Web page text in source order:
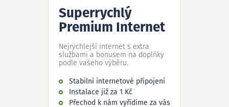
Superrychlý
Premium Internet
Nejrychlejší internet s extra
službami a bonusem na doplňky
podle vašeho výběru.
Stabilní internetové připojení
Instalace již za 1 Kč
Přechod k nám vyřídíme za vás